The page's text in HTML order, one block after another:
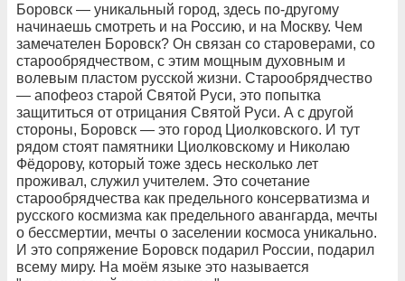
Боровск — уникальный город, здесь по-другому
начинаешь смотреть и на Россию, и на Москву. Чем
замечателен Боровск? Он связан со староверами, со
старообрядчеством, с этим мощным духовным и
волевым пластом русской жизни. Старообрядчество
— апофеоз старой Святой Руси, это попытка
защититься от отрицания Святой Руси. А с другой
стороны, Боровск — это город Циолковского. И тут
рядом стоят памятники Циолковскому и Николаю
Фёдорову, который тоже здесь несколько лет
проживал, служил учителем. Это сочетание
старообрядчества как предельного консерватизма и
русского космизма как предельного авангарда, мечты
о бессмертии, мечты о заселении космоса уникально.
И это сопряжение Боровск подарил России, подарил
всему миру. На моём языке это называется